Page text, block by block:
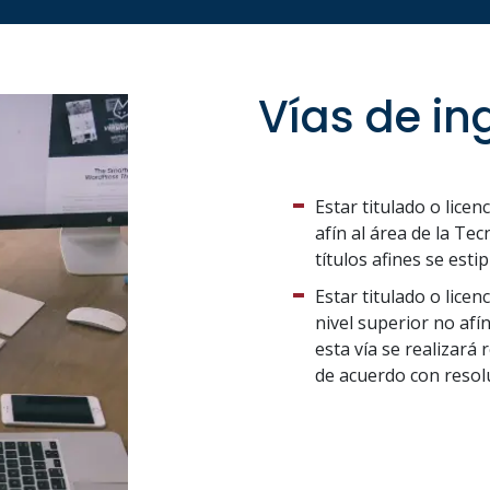
Vías de
Estar titulado o
afín al área de la
títulos afines se
Estar titulado o
nivel superior no
esta vía se realizará
de acuerdo con